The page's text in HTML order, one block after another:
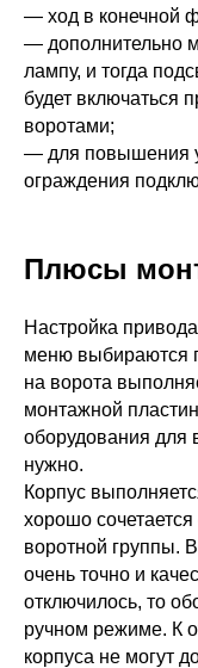
— ход в конечной
— дополнительно
лампу, и тогда
будет включаться
воротами;
— для повышения
ограждения
Плюсы
Настройка
меню выбираются
на ворота
монтажной
оборудования для
нужно.
Корпус
хорошо
воротной группы.
очень точно и
отключилось, то
ручном режиме. К
корпуса не могут
230 ±
10%; 50
25
19 зубьев
IP44
I
–30 …+65
100 000
зависит от
комплектации